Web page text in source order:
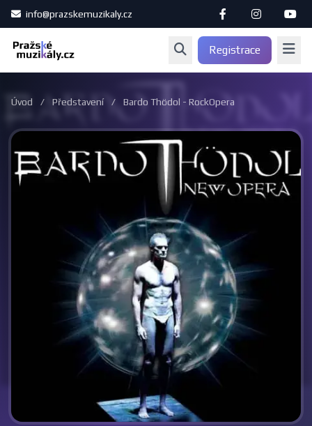
info@prazskemuzikaly.cz
Registrace
Úvod / Představení / Bardo Thödol - RockOpera